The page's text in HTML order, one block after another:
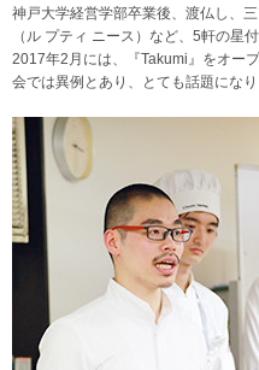
神戸大学経営学部卒業後、渡仏し、
（ル プティ ニース）など、5軒の星
2017年2月には、『Takumi』をオー
会では異例とあり、とても話題になり